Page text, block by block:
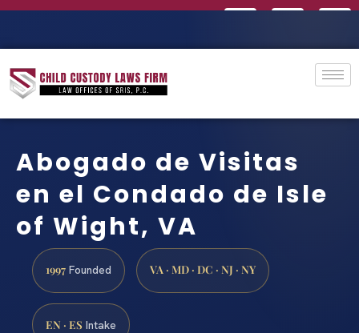
Abogado de Visitas
en el Condado de Isle
of Wight, VA
1997 Founded VA · MD · DC · NJ · NY
EN · ES Intake